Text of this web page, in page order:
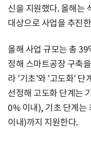
신을 지원했다. 올해는
대상으로 사업을 추진
올해 사업 규모는 총
정해 스마트공장 구축
라 '기초'와 '고도화' 단
선정해 고도화 단계는
0% 이내), 기초 단계
이내)까지 지원한다.